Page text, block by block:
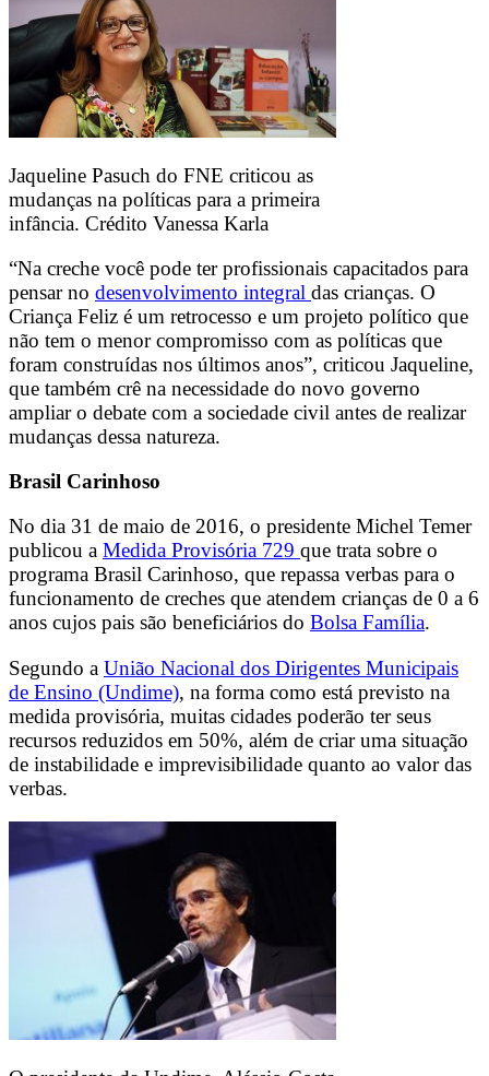
Jaqueline Pasuch do FNE criticou as
mudanças na políticas para a primeira
infância. Crédito Vanessa Karla
“Na creche você pode ter profissionais capacitados para
pensar no desenvolvimento integral das crianças. O
Criança Feliz é um retrocesso e um projeto político que
não tem o menor compromisso com as políticas que
foram construídas nos últimos anos”, criticou Jaqueline,
que também crê na necessidade do novo governo
ampliar o debate com a sociedade civil antes de realizar
mudanças dessa natureza.
Brasil Carinhoso
No dia 31 de maio de 2016, o presidente Michel Temer
publicou a Medida Provisória 729 que trata sobre o
programa Brasil Carinhoso, que repassa verbas para o
funcionamento de creches que atendem crianças de 0 a 6
anos cujos pais são beneficiários do Bolsa Família.
Segundo a União Nacional dos Dirigentes Municipais
de Ensino (Undime), na forma como está previsto na
medida provisória, muitas cidades poderão ter seus
recursos reduzidos em 50%, além de criar uma situação
de instabilidade e imprevisibilidade quanto ao valor das
verbas.